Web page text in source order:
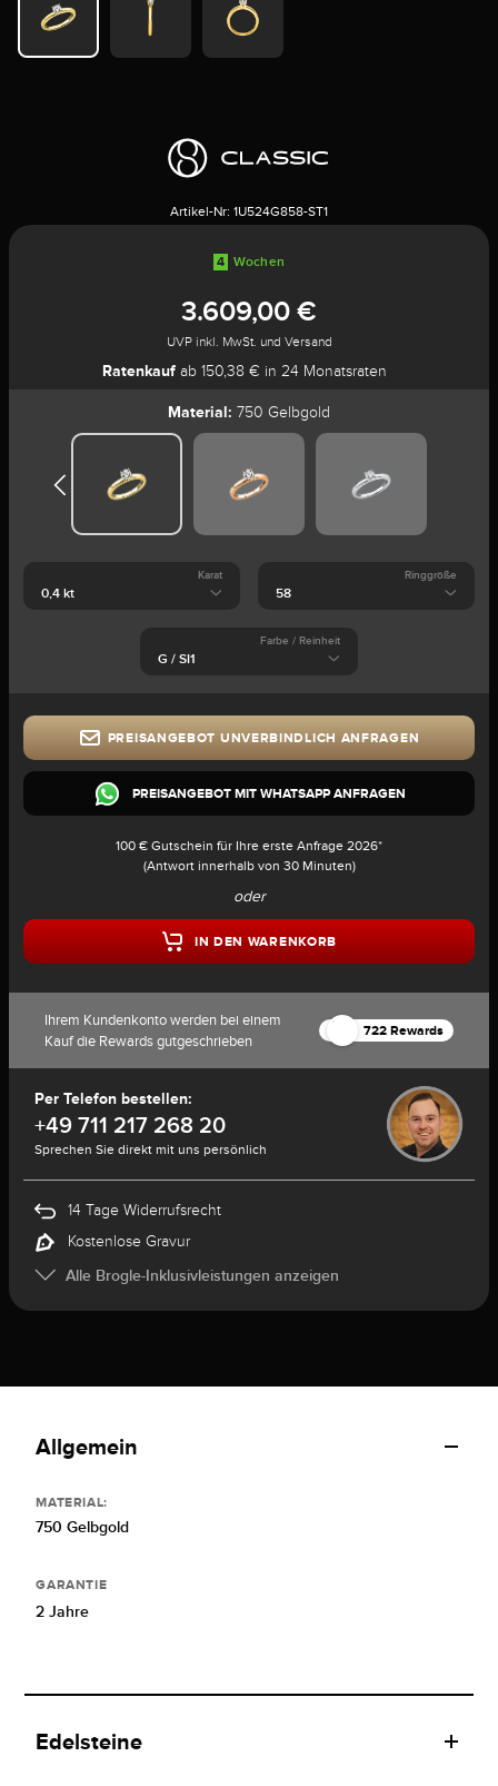
Artikel-Nr: 1U524G858-ST1
4 Wochen
3.609,00 €
UVP inkl. MwSt. und Versand
Ratenkauf ab 150,38 € in 24 Monatsraten
Material: 750 Gelbgold
Karat Ringgröße
Farbe / Reinheit
PREISANGEBOT UNVERBINDLICH ANFRAGEN
PREISANGEBOT MIT WHATSAPP ANFRAGEN
100 € Gutschein für Ihre erste Anfrage 2026*
(Antwort innerhalb von 30 Minuten)
oder
IN DEN WARENKORB
Ihrem Kundenkonto werden bei einem
Kauf die Rewards gutgeschrieben
722 Rewards
Per Telefon bestellen:
+49 711 217 268 20
Sprechen Sie direkt mit uns persönlich
14 Tage Widerrufsrecht
Kostenlose Gravur
Alle Brogle-Inklusivleistungen anzeigen
Allgemein
MATERIAL:
750 Gelbgold
GARANTIE
2 Jahre
Edelsteine